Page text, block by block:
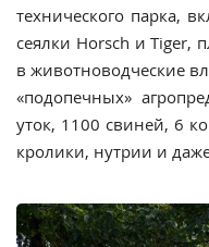
технического парка,
сеялки Horsch и Tiger,
в животноводческие
«подопечных»
уток, 1100 свиней, 6
кролики, нутрии и даже